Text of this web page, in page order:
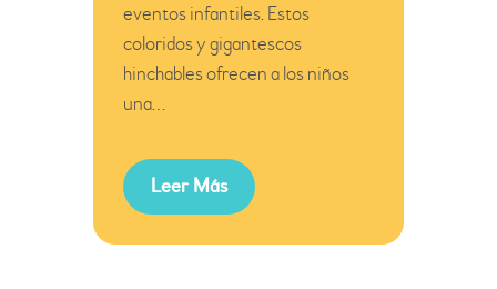
eventos infantiles. Estos
coloridos y gigantescos
hinchables ofrecen a los niños
una…
Leer Más